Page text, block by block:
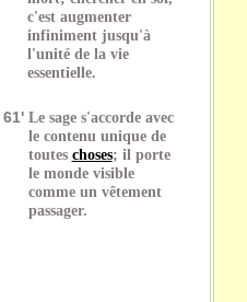
c'est augmenter
infiniment jusqu'à
l'unité de la vie
essentielle.
61' Le sage s'accorde avec
le contenu unique de
toutes choses; il porte
le monde visible
comme un vêtement
passager.